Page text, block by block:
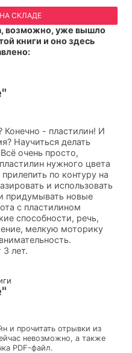
СКЛАДЕ
возможно, уже вышло
книги и оно здесь
Конечно - пластилин! И
Научиться делать
очень просто,
нужного цвета
по контуру на
и использовать
придумывать новые
с пластилином
способности, речь,
мелкую моторику
3 лет.
и прочитать отрывки из
невозможно, а также
PDF-файл.